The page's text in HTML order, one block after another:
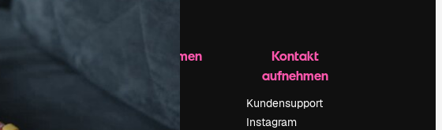
Support
Unternehmen
Über uns
Reviews
Kontakt
aufnehmen
Kundensupport
Instagram